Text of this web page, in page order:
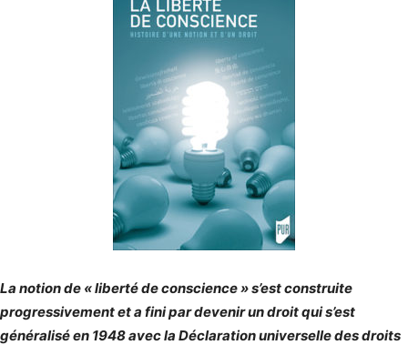
La notion de « liberté de conscience » s’est construite
progressivement et a fini par devenir un droit qui s’est
généralisé en 1948 avec la Déclaration universelle des droits